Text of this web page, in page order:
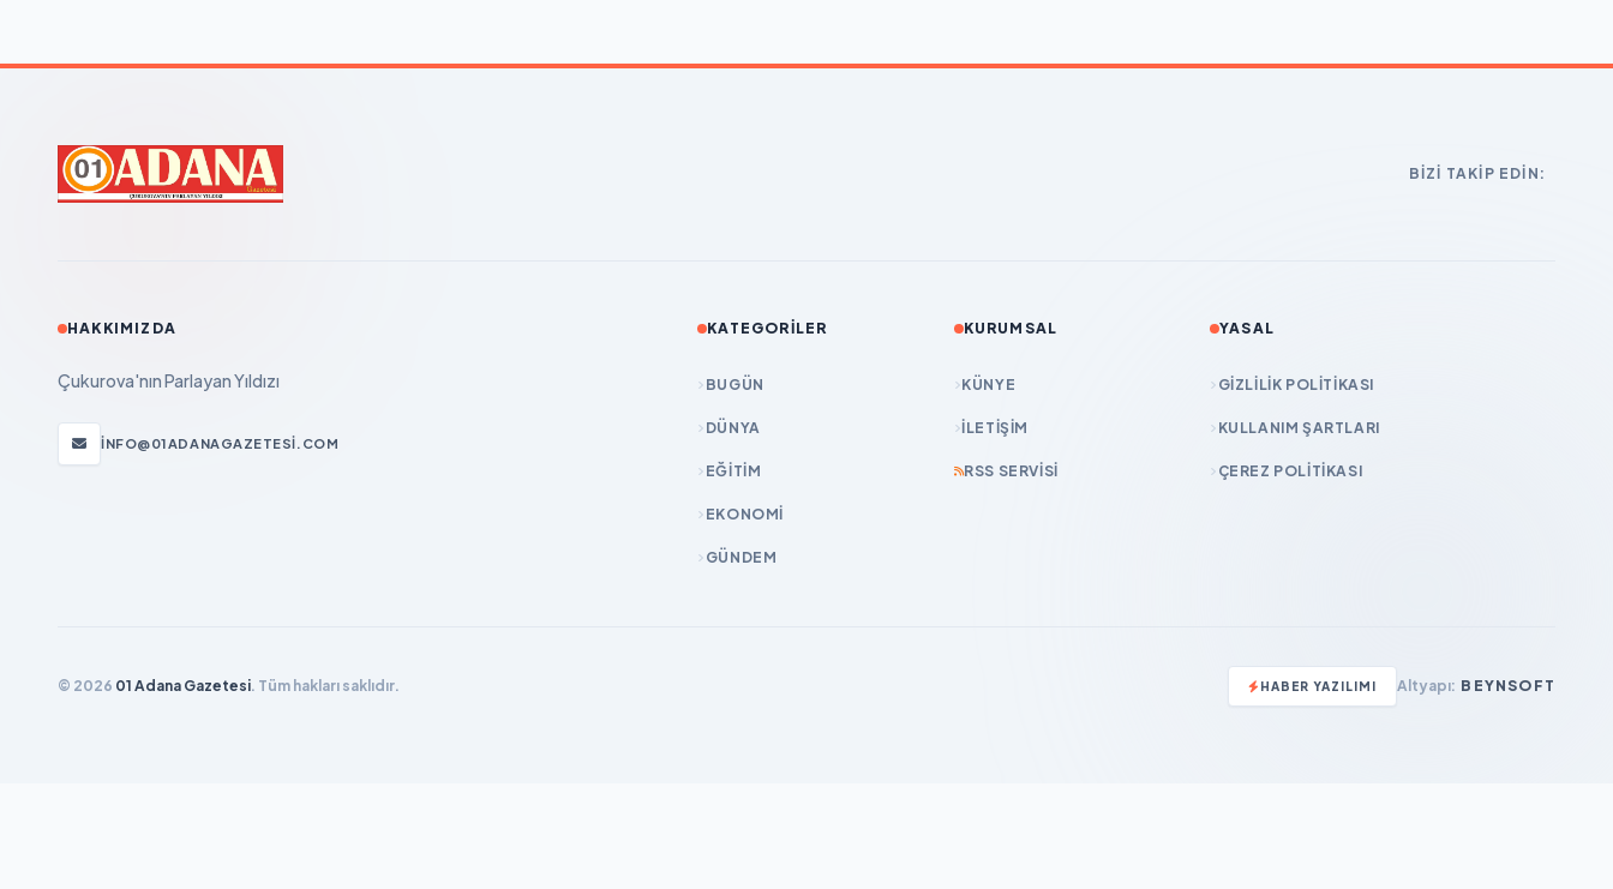
BIZI TAKIP EDIN:
HAKKIMIZDA
Çukurova'nın Parlayan Yıldızı
INFO@01ADANAGAZETESI.COM
KATEGORILER
BUGÜN
DÜNYA
EĞİTİM
EKONOMİ
GÜNDEM
KURUMSAL
KÜNYE
İLETIŞIM
RSS SERVISI
YASAL
GIZLILIK POLITIKASI
KULLANIM ŞARTLARI
ÇEREZ POLITIKASI
© 2026 01 Adana Gazetesi. Tüm hakları saklıdır. HABER YAZILIMI Altyapı: BEYNSOFT